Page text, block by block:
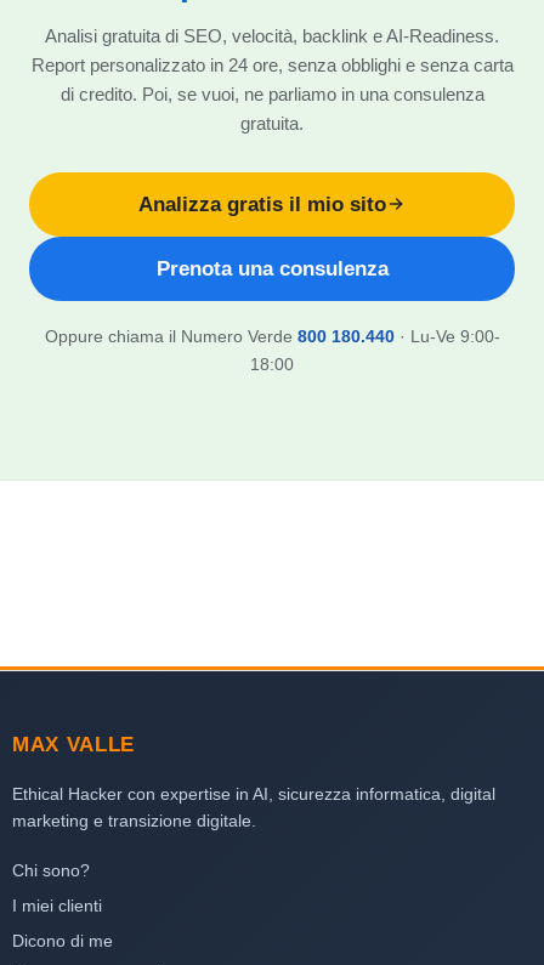
Analisi gratuita di SEO, velocità, backlink e AI-Readiness.
Report personalizzato in 24 ore, senza obblighi e senza carta
di credito. Poi, se vuoi, ne parliamo in una consulenza
gratuita.
Analizza gratis il mio sito
Prenota una consulenza
Oppure chiama il Numero Verde 800 180.440· Lu-Ve 9:00-
18:00
MAX VALLE
Ethical Hacker con expertise in AI, sicurezza informatica, digital
marketing e transizione digitale.
Chi sono?
I miei clienti
Dicono di me